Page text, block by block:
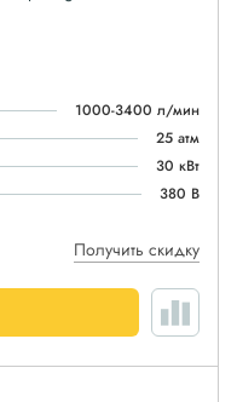
1000-3400 л/мин
25 атм
30 кВт
380 В
Получить скидку